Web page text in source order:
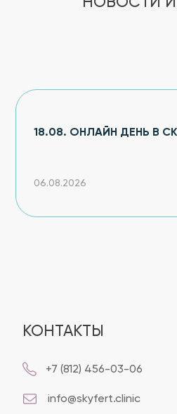
18.08. ОНЛАЙН ДЕНЬ В
06.08.2026
КОНТАКТЫ
+7 (812) 456-03-06
info@skyfert.clinic